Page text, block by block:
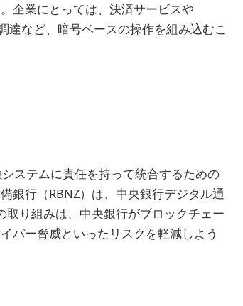
企業にとっては、決済サービスや
達など、暗号ベースの操作を組み込むこ
ステムに責任を持って統合するための
銀行（RBNZ）は、中央銀行デジタル通
取り組みは、中央銀行がブロックチェー
バー脅威といったリスクを軽減しよう